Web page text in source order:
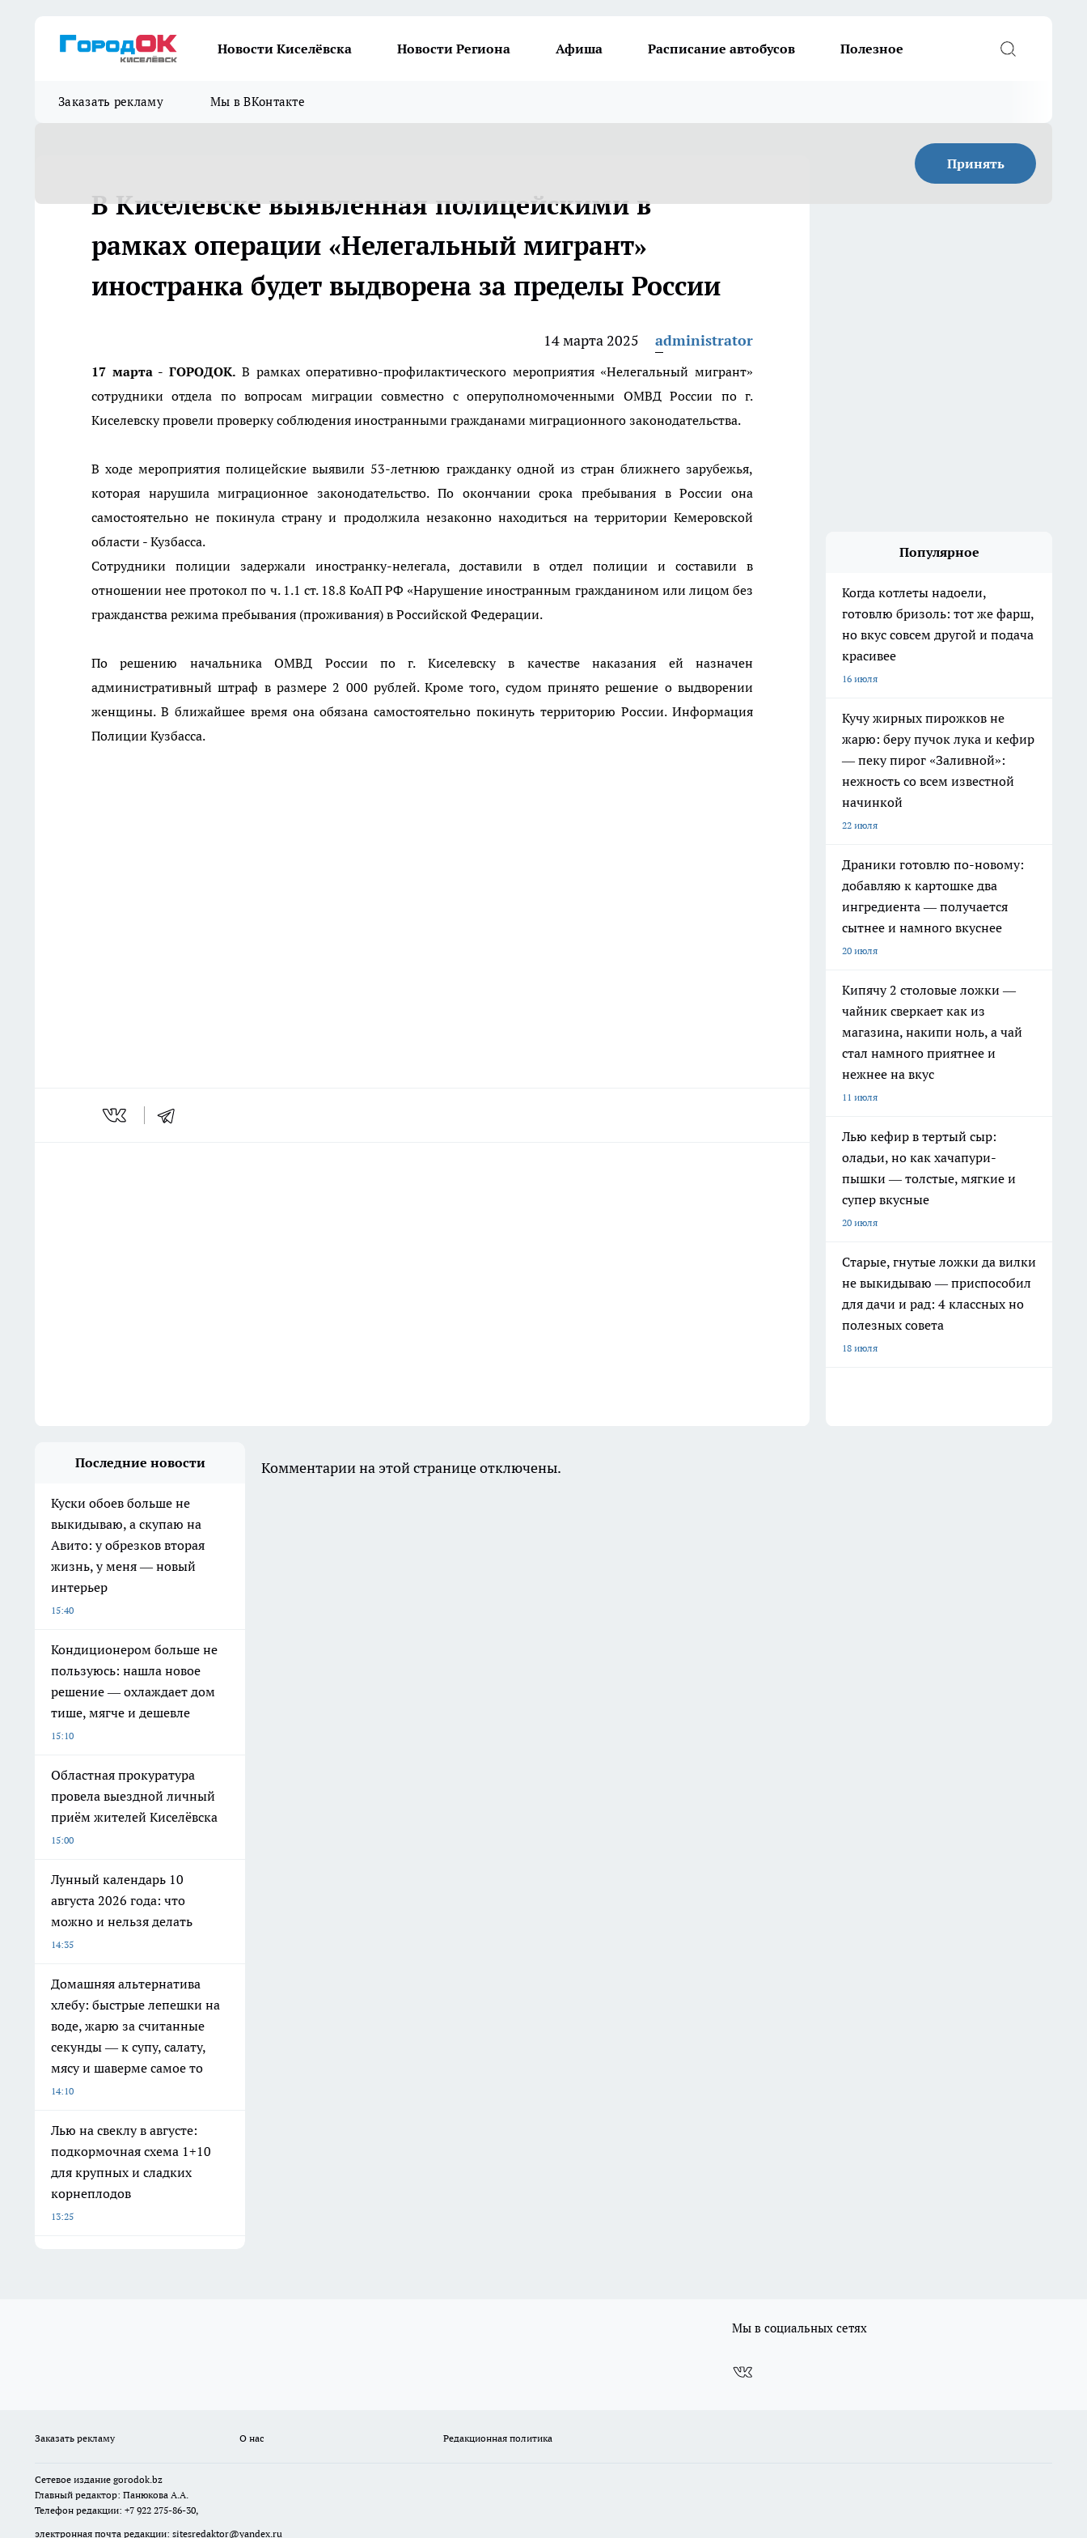
Новости Киселёвска Новости Региона Афиша Расписание автобусов Полезное
Заказать рекламу Мы в ВКонтакте
Принять
️В Киселевске выявленная полицейскими в
рамках операции «Нелегальный мигрант»
иностранка будет выдворена за пределы России
14 марта 2025 administrator
17 марта - ГОРОДОК. В рамках оперативно-профилактического мероприятия «Нелегальный мигрант»
сотрудники отдела по вопросам миграции совместно с оперуполномоченными ОМВД России по г.
Киселевску провели проверку соблюдения иностранными гражданами миграционного законодательства.
В ходе мероприятия полицейские выявили 53-летнюю гражданку одной из стран ближнего зарубежья,
которая нарушила миграционное законодательство. По окончании срока пребывания в России она
самостоятельно не покинула страну и продолжила незаконно находиться на территории Кемеровской
области - Кузбасса.
Сотрудники полиции задержали иностранку-нелегала, доставили в отдел полиции и составили в
отношении нее протокол по ч. 1.1 ст. 18.8 КоАП РФ «Нарушение иностранным гражданином или лицом без
гражданства режима пребывания (проживания) в Российской Федерации.
️По решению начальника ОМВД России по г. Киселевску в качестве наказания ей назначен
административный штраф в размере 2 000 рублей. Кроме того, судом принято решение о выдворении
женщины. В ближайшее время она обязана самостоятельно покинуть территорию России. Информация
Полиции Кузбасса.
Популярное
Когда котлеты надоели,
готовлю бризоль: тот же фарш,
но вкус совсем другой и подача
красивее
16 июля
Кучу жирных пирожков не
жарю: беру пучок лука и кефир
— пеку пирог «Заливной»:
нежность со всем известной
начинкой
22 июля
Драники готовлю по-новому:
добавляю к картошке два
ингредиента — получается
сытнее и намного вкуснее
20 июля
Кипячу 2 столовые ложки —
чайник сверкает как из
магазина, накипи ноль, а чай
стал намного приятнее и
нежнее на вкус
11 июля
Лью кефир в тертый сыр:
оладьи, но как хачапури-
пышки — толстые, мягкие и
супер вкусные
20 июля
Старые, гнутые ложки да вилки
не выкидываю — приспособил
для дачи и рад: 4 классных но
полезных совета
18 июля
Последние новости
Куски обоев больше не
выкидываю, а скупаю на
Авито: у обрезков вторая
жизнь, у меня — новый
интерьер
15:40
Кондиционером больше не
пользуюсь: нашла новое
решение — охлаждает дом
тише, мягче и дешевле
15:10
Областная прокуратура
провела выездной личный
приём жителей Киселёвска
15:00
Лунный календарь 10
августа 2026 года: что
можно и нельзя делать
14:35
Домашняя альтернатива
хлебу: быстрые лепешки на
воде, жарю за считанные
секунды — к супу, салату,
мясу и шаверме самое то
14:10
Лью на свеклу в августе:
подкормочная схема 1+10
для крупных и сладких
корнеплодов
13:25
Комментарии на этой странице отключены.
Мы в социальных сетях
Заказать рекламу О нас Редакционная политика
Сетевое издание gorodok.bz
Главный редактор: Панюкова А.А.
Телефон редакции: +7 922 275-86-30,
электронная почта редакции: sitesredaktor@yandex.ru